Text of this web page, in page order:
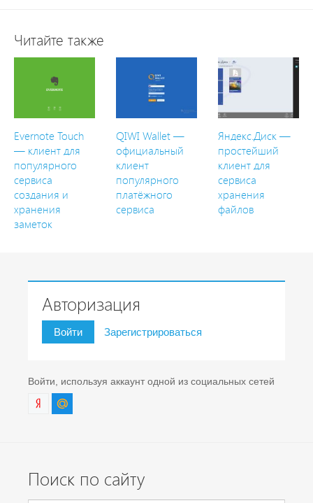
Читайте также
Evernote Touch
— клиент для
популярного
сервиса
создания и
хранения
заметок
QIWI Wallet —
официальный
клиент
популярного
платёжного
сервиса
Яндекс.Диск —
простейший
клиент для
сервиса
хранения
файлов
Авторизация
Войти Зарегистрироваться
Войти, используя аккаунт одной из социальных сетей
Поиск по сайту